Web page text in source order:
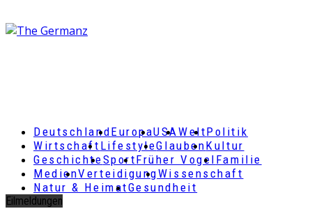
DeutschlandEuropaUSAWeltPolitik
Wirtschaft LifestyleGlaubenKultur
GeschichteSportFrüher Vogel Familie
MedienVerteidigungWissenschaft
Natur & HeimatGesundheit
Eilmeldungen